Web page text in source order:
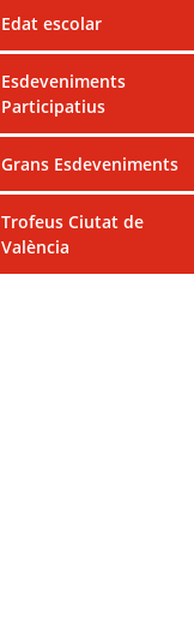
Edat escolar
Esdeveniments
Participatius
Grans Esdeveniments
Trofeus Ciutat de
València